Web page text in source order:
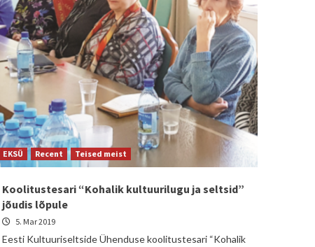
EKSÜ Recent Teised meist
Koolitustesari “Kohalik kultuurilugu ja seltsid”
jõudis lõpule
5. Mar 2019
Eesti Kultuuriseltside Ühenduse koolitustesari “Kohalik